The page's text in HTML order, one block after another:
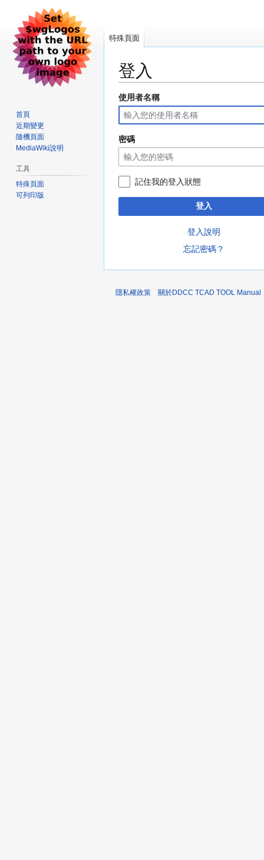
登入
跳
至
導
覽
跳
至
搜
尋
使用者名稱
密碼
記住我的登入狀態
登入
登入說明
忘記密碼？
特殊頁面
首頁
近期變更
隨機頁面
MediaWiki說明
工具
特殊頁面
可列印版
隱私權政策 關於DDCC TCAD TOOL Manual